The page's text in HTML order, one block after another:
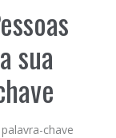
sua
chave